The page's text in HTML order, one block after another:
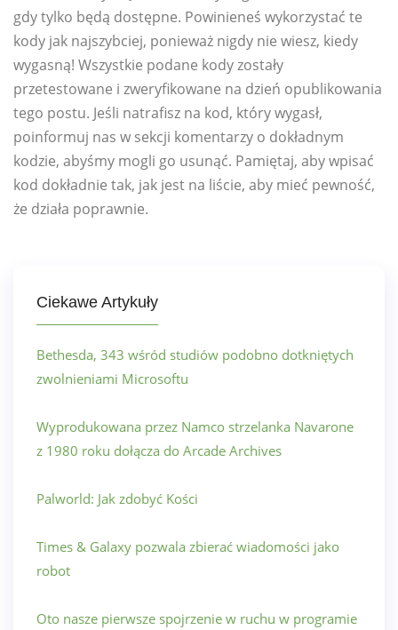
gdy tylko będą dostępne. Powinieneś wykorzystać te
kody jak najszybciej, ponieważ nigdy nie wiesz, kiedy
wygasną! Wszystkie podane kody zostały
przetestowane i zweryfikowane na dzień opublikowania
tego postu. Jeśli natrafisz na kod, który wygasł,
poinformuj nas w sekcji komentarzy o dokładnym
kodzie, abyśmy mogli go usunąć. Pamiętaj, aby wpisać
kod dokładnie tak, jak jest na liście, aby mieć pewność,
że działa poprawnie.
Ciekawe Artykuły
Bethesda, 343 wśród studiów podobno dotkniętych
zwolnieniami Microsoftu
Wyprodukowana przez Namco strzelanka Navarone
z 1980 roku dołącza do Arcade Archives
Palworld: Jak zdobyć Kości
Times & Galaxy pozwala zbierać wiadomości jako
robot
Oto nasze pierwsze spojrzenie w ruchu w programie